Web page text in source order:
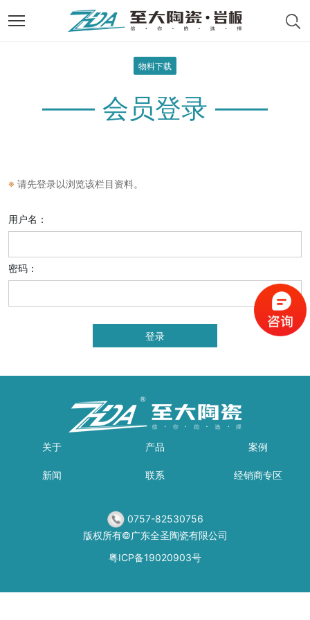
物料下载
—— 会员登录 ——
※ 请先登录以浏览该栏目资料。
用户名：
密码：
关于 产品 案例
新闻 联系 经销商专区
0757-82530756
版权所有©广东全圣陶瓷有限公司
粤ICP备19020903号